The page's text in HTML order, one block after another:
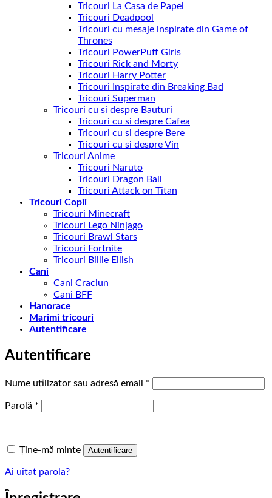
Tricouri La Casa de Papel
Tricouri Deadpool
Tricouri cu mesaje inspirate din Game of
Thrones
Tricouri PowerPuff Girls
Tricouri Rick and Morty
Tricouri Harry Potter
Tricouri Inspirate din Breaking Bad
Tricouri Superman
Tricouri cu si despre Bauturi
Tricouri cu si despre Cafea
Tricouri cu si despre Bere
Tricouri cu si despre Vin
Tricouri Anime
Tricouri Naruto
Tricouri Dragon Ball
Tricouri Attack on Titan
Tricouri Copii
Tricouri Minecraft
Tricouri Lego Ninjago
Tricouri Brawl Stars
Tricouri Fortnite
Tricouri Billie Eilish
Cani
Cani Craciun
Cani BFF
Hanorace
Marimi tricouri
Autentificare
Autentificare
Nume utilizator sau adresă email *
Parolă *
Ține-mă minte Autentificare
Ai uitat parola?